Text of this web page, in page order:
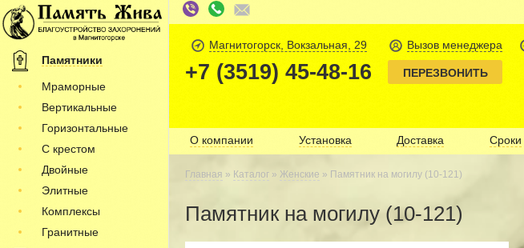
Памятники
Мраморные
Вертикальные
Горизонтальные
С крестом
Двойные
Элитные
Комплексы
Гранитные
Магнитогорск, Вокзальная, 29
+7 (3519) 45-48-16
Вызов менеджера
ПЕРЕЗВОНИТЬ
О компании Установка Доставка Сроки
Главная » Каталог » Женские » Памятник на могилу (10-121)
Памятник на могилу (10-121)